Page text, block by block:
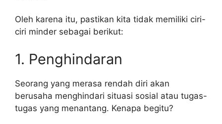
Oleh karena itu, pastikan kita tidak memiliki ciri-
ciri minder sebagai berikut:
1. Penghindaran
Seorang yang merasa rendah diri akan
berusaha menghindari situasi sosial atau tugas-
tugas yang menantang. Kenapa begitu?